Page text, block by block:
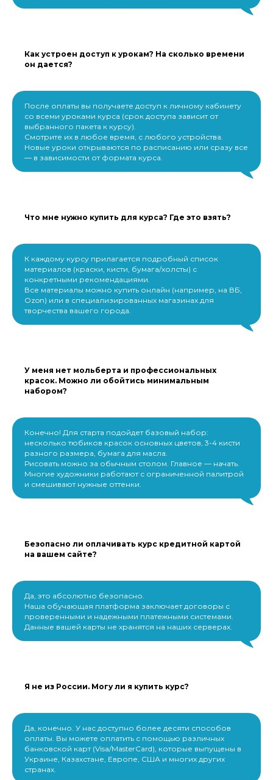
Как устроен доступ к урокам? На сколько времени
он дается?
После оплаты вы получаете доступ к личному кабинету
со всеми уроками курса (срок доступа зависит от
выбранного пакета к курсу).
Смотрите их в любое время, с любого устройства.
Новые уроки открываются по расписанию или сразу все
— в зависимости от формата курса.
Что мне нужно купить для курса? Где это взять?
К каждому курсу прилагается подробный список
материалов (краски, кисти, бумага/холсты) с
конкретными рекомендациями.
Все материалы можно купить онлайн (например, на ВБ,
Ozon) или в специализированных магазинах для
творчества вашего города.
У меня нет мольберта и профессиональных
красок. Можно ли обойтись минимальным
набором?
Конечно! Для старта подойдет базовый набор:
несколько тюбиков красок основных цветов, 3-4 кисти
разного размера, бумага для масла.
Рисовать можно за обычным столом. Главное — начать.
Многие художники работают с ограниченной палитрой
и смешивают нужные оттенки.
Безопасно ли оплачивать курс кредитной картой
на вашем сайте?
Да, это абсолютно безопасно.
Наша обучающая платформа заключает договоры с
проверенными и надежными платежными системами.
Данные вашей карты не хранятся на наших серверах.
Я не из России. Могу ли я купить курс?
Да, конечно. У нас доступно более десяти способов
оплаты. Вы можете оплатить с помощью различных
банковской карт (Visa/MasterCard), которые выпущены в
Украине, Казахстане, Европе, США и многих других
странах.